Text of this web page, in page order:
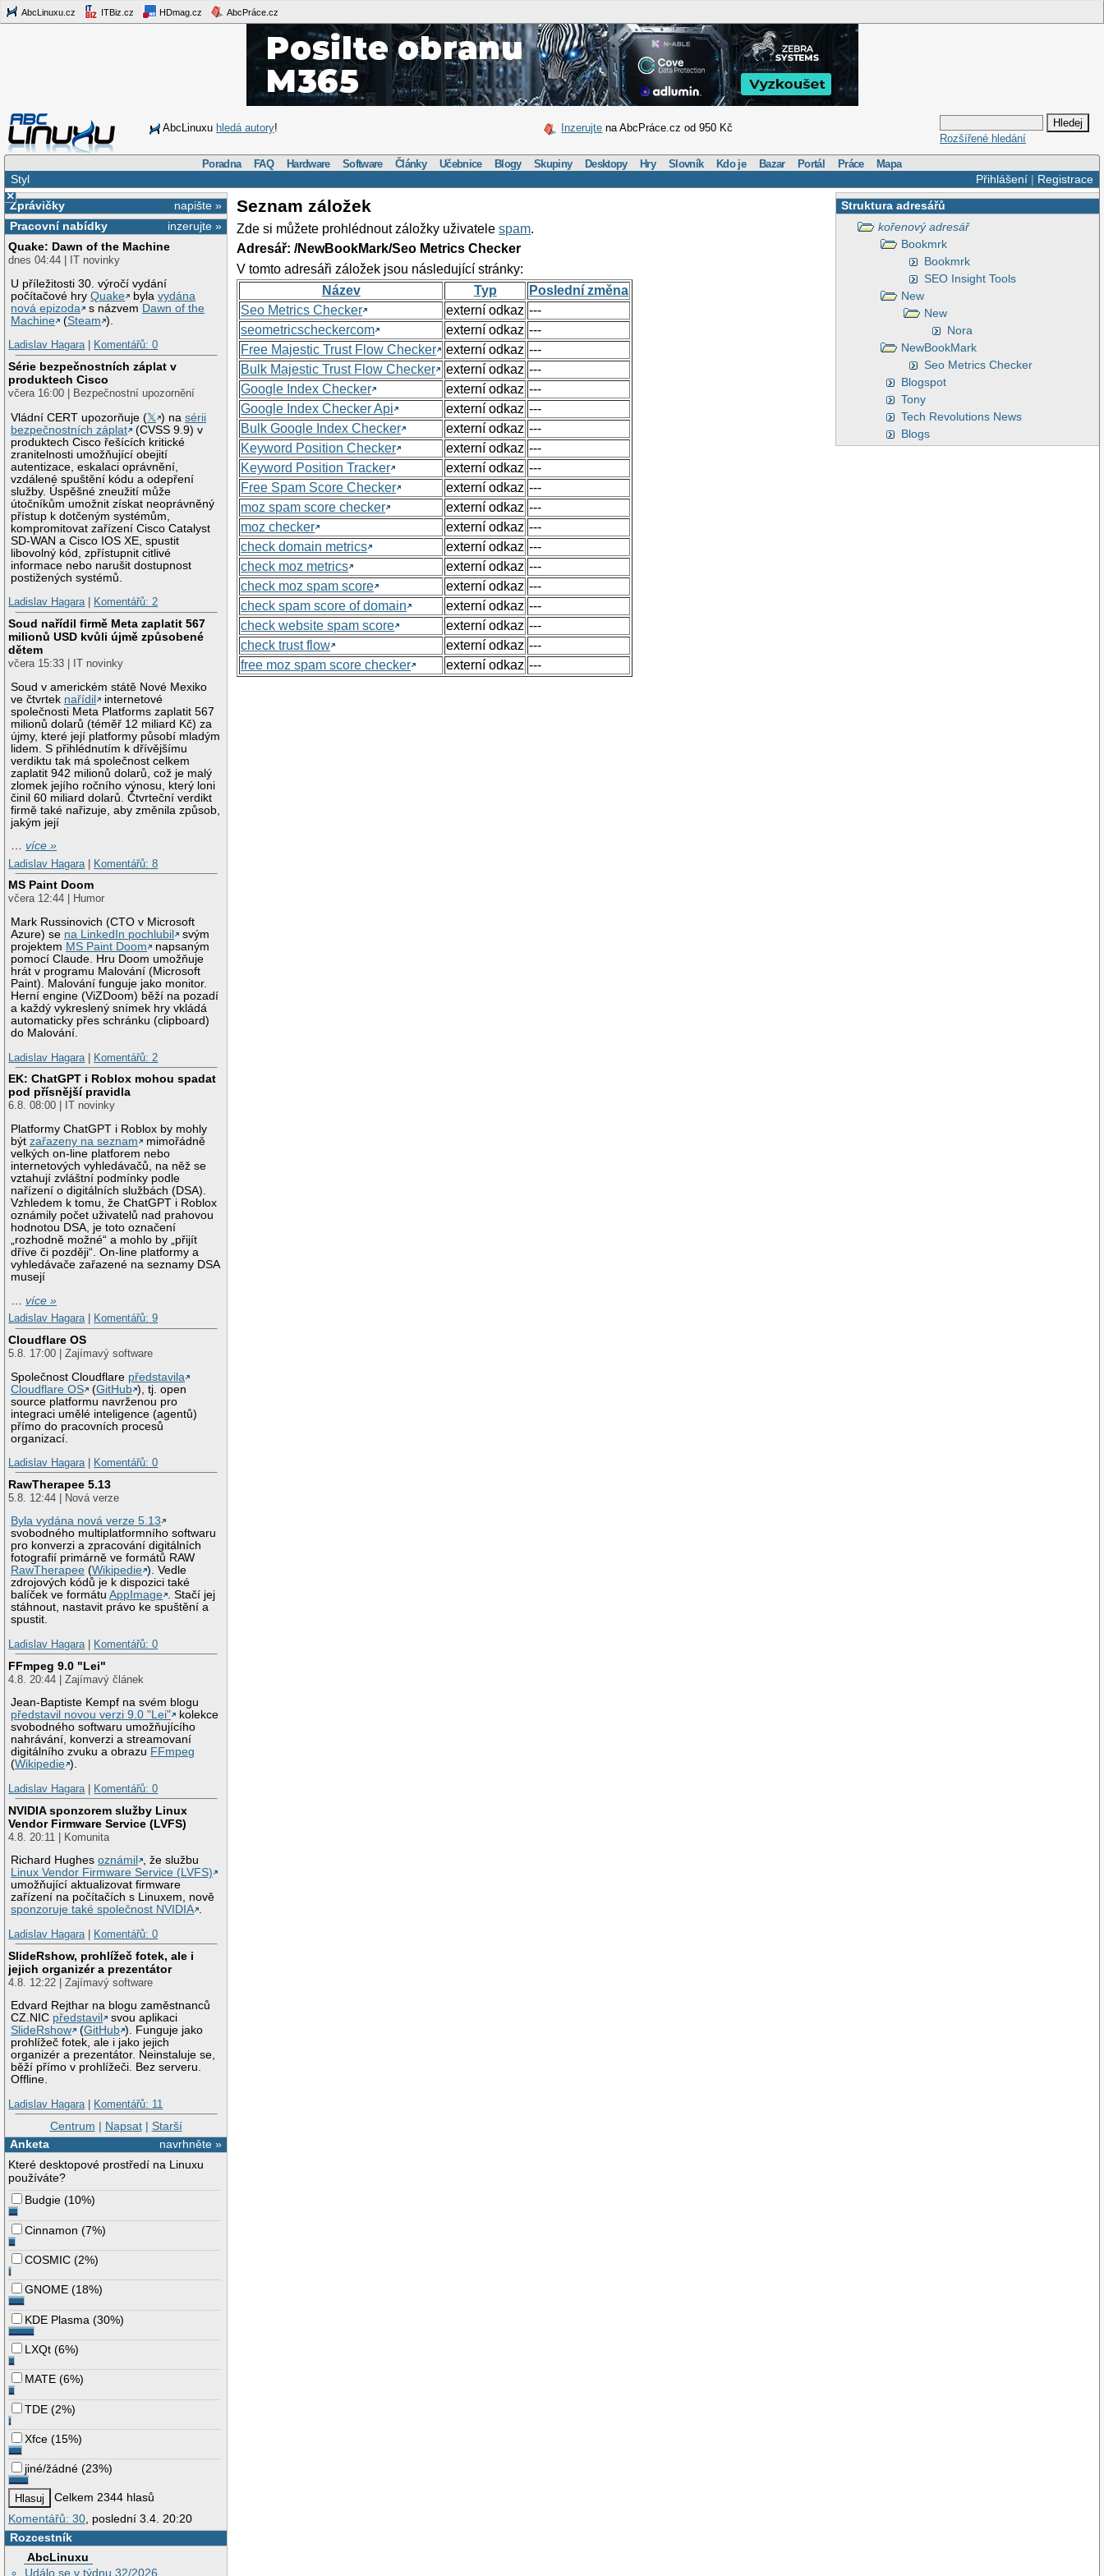
AbcLinuxu.cz ITBiz.cz HDmag.cz AbcPráce.cz
AbcLinuxu hledá autory! Inzerujte na AbcPráce.cz od 950 Kč
Rozšířené hledání
Poradna FAQ Hardware Software Články Učebnice Blogy Skupiny Desktopy Hry Slovník Kdo je Bazar Portál Práce Mapa
Přihlášení| Registrace
Styl
×
napište »
Zprávičky
inzerujte »
Pracovní nabídky
Quake: Dawn of the Machine
dnes 04:44 | IT novinky
U příležitosti 30. výročí vydání
počítačové hryQuake bylavydána
nová epizoda
s názvem Dawn of the
Machine
(Steam ).
Ladislav Hagara| Komentářů: 0
Série bezpečnostních záplat v
produktech Cisco
včera 16:00 | Bezpečnostní upozornění
Vládní CERT upozorňuje (𝕏 ) nasérii
bezpečnostních záplat
(CVSS 9.9) v
produktech Cisco řešících kritické
zranitelnosti umožňující obejití
autentizace, eskalaci oprávnění,
vzdálené spuštění kódu a odepření
služby. Úspěšné zneužití může
útočníkům umožnit získat neoprávněný
přístup k dotčeným systémům,
kompromitovat zařízení Cisco Catalyst
SD-WAN a Cisco IOS XE, spustit
libovolný kód, zpřístupnit citlivé
informace nebo narušit dostupnost
postižených systémů.
Ladislav Hagara| Komentářů: 2
Soud nařídil firmě Meta zaplatit 567
milionů USD kvůli újmě způsobené
dětem
včera 15:33 | IT novinky
Soud v americkém státě Nové Mexiko
ve čtvrtek nařídil
internetové
společnosti Meta Platforms zaplatit 567
milionů dolarů (téměř 12 miliard Kč) za
újmy, které její platformy působí mladým
lidem. S přihlédnutím k dřívějšímu
verdiktu tak má společnost celkem
zaplatit 942 milionů dolarů, což je malý
zlomek jejího ročního výnosu, který loni
činil 60 miliard dolarů. Čtvrteční verdikt
firmě také nařizuje, aby změnila způsob,
jakým její
…více »
Ladislav Hagara
Komentářů: 8
MS Paint Doom
včera 12:44 | Humor
Mark Russinovich (CTO v Microsoft
Azure) se na LinkedIn pochlubil
svým
projektem MS Paint Doom
napsaným
pomocí Claude. Hru Doom umožňuje
hrát v programu Malování (Microsoft
Paint). Malování funguje jako monitor.
Herní engine (ViZDoom) běží na pozadí
a každý vykreslený snímek hry vkládá
automaticky přes schránku (clipboard)
do Malování.
Ladislav Hagara
Komentářů: 2
EK: ChatGPT i Roblox mohou spadat
pod přísnější pravidla
6.8. 08:00 | IT novinky
Platformy ChatGPT i Roblox by mohly
býtzařazeny na seznam
mimořádně
velkých on-line platforem nebo
internetových vyhledávačů, na něž se
vztahují zvláštní podmínky podle
nařízení o digitálních službách (DSA).
Vzhledem k tomu, že ChatGPT i Roblox
oznámily počet uživatelů nad prahovou
hodnotou DSA, je toto označení
„rozhodně možné“ a mohlo by „přijít
dříve či později“. On-line platformy a
vyhledávače zařazené na seznamy DSA
musejí
…více »
Ladislav Hagara| Komentářů: 9
Cloudflare OS
5.8. 17:00 | Zajímavý software
Společnost Cloudflare představila
Cloudflare OS
(GitHub ), tj. open
source platformu navrženou pro
integraci umělé inteligence (agentů)
přímo do pracovních procesů
organizací.
Ladislav Hagara| Komentářů: 0
RawTherapee 5.13
5.8. 12:44 | Nová verze
Byla vydána nová verze 5.13
svobodného multiplatformního softwaru
pro konverzi a zpracování digitálních
fotografií primárně ve formátů RAW
RawTherapee (Wikipedie ). Vedle
zdrojových kódů je k dispozici také
balíček ve formátuAppImage . Stačí jej
stáhnout, nastavit právo ke spuštění a
spustit.
Ladislav Hagara| Komentářů: 0
FFmpeg 9.0 "Lei"
4.8. 20:44 | Zajímavý článek
Jean-Baptiste Kempf na svém blogu
představil novou verzi 9.0 "Lei"
kolekce
svobodného softwaru umožňujícího
nahrávání, konverzi a streamovaní
digitálního zvuku a obrazu FFmpeg
(Wikipedie ).
Ladislav Hagara| Komentářů: 0
NVIDIA sponzorem služby Linux
Vendor Firmware Service (LVFS)
4.8. 20:11 | Komunita
Richard Hughesoznámil
, že službu
Linux Vendor Firmware Service (LVFS)
umožňující aktualizovat firmware
zařízení na počítačích s Linuxem, nově
sponzoruje také společnost NVIDIA .
Ladislav Hagara| Komentářů: 0
SlideRshow, prohlížeč fotek, ale i
jejich organizér a prezentátor
4.8. 12:22 | Zajímavý software
Edvard Rejthar na blogu zaměstnanců
CZ.NIC představil
svou aplikaci
SlideRshow
(GitHub ). Funguje jako
prohlížeč fotek, ale i jako jejich
organizér a prezentátor. Neinstaluje se,
běží přímo v prohlížeči. Bez serveru.
Offline.
Ladislav Hagara| Komentářů: 11
Centrum | Napsat| Starší
navrhněte »
Anketa
Které desktopové prostředí na Linuxu
používáte?
Budgie (10%)
Cinnamon (7%)
COSMIC (2%)
GNOME (18%)
KDE Plasma (30%)
LXQt (6%)
MATE (6%)
TDE (2%)
Xfce (15%)
jiné/žádné (23%)
Celkem 2344 hlasů
Komentářů: 30 , poslední 3.4. 20:20
Rozcestník
AbcLinuxu
Událo se v týdnu 32/2026
Struktura adresářů
kořenový adresář
Bookmrk
Bookmrk
SEO Insight Tools
New
New
Nora
NewBookMark
Seo Metrics Checker
Blogspot
Tony
Tech Revolutions News
Blogs
Seznam záložek
Zde si můžete prohlédnout záložky uživatelespam.
Adresář: /NewBookMark/Seo Metrics Checker
V tomto adresáři záložek jsou následující stránky:
Název
Typ
Poslední změna
Seo Metrics Checker
externí odkaz ---
seometricscheckercom
externí odkaz ---
Free Majestic Trust Flow Checker
externí odkaz ---
Bulk Majestic Trust Flow Checker
externí odkaz ---
Google Index Checker
externí odkaz ---
Google Index Checker Api
externí odkaz ---
Bulk Google Index Checker
externí odkaz ---
Keyword Position Checker
externí odkaz ---
Keyword Position Tracker
externí odkaz ---
Free Spam Score Checker
externí odkaz ---
moz spam score checker
externí odkaz ---
moz checker
externí odkaz ---
check domain metrics
externí odkaz ---
check moz metrics
externí odkaz ---
check moz spam score
externí odkaz ---
check spam score of domain
externí odkaz ---
check website spam score
externí odkaz ---
check trust flow
externí odkaz ---
free moz spam score checker
externí odkaz ---